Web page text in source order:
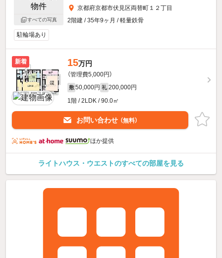
すべての写真
京都府京都市伏見区両替町１２丁目
2階建 / 35年9ヶ月 / 軽量鉄骨
駐輪場あり
新着 15万円
（管理費5,000円）
敷 50,000円 礼 200,000円
1階 / 2LDK / 90.0㎡
お問い合わせ （無料）
ほか提供
ライトハウス・ウエストのすべての部屋を見る